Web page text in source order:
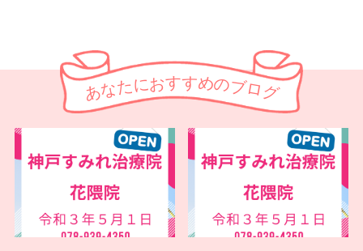
あなたにおすすめのブログ